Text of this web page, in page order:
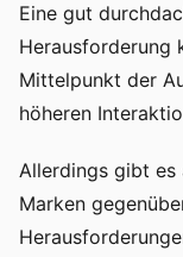
Eine gut
Herausforderung
Mittelpunkt der
höheren
Allerdings gibt es
Marken